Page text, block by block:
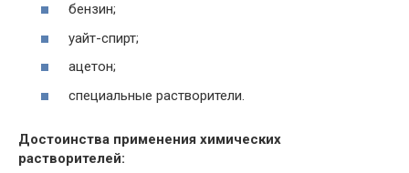
бензин;
уайт-спирт;
ацетон;
специальные растворители.
Достоинства применения химических
растворителей: